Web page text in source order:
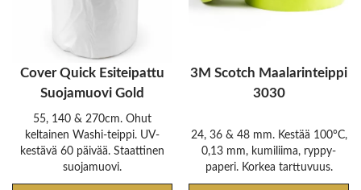
Cover Quick Esiteipattu
Suojamuovi Gold
55, 140 & 270cm. Ohut
keltainen Washi-teippi. UV-
kestävä 60 päivää. Staattinen
suojamuovi.
3M Scotch Maalarinteippi
3030
24, 36 & 48 mm. Kestää 100°C,
0,13 mm, kumiliima, ryppy-
paperi. Korkea tarttuvuus.